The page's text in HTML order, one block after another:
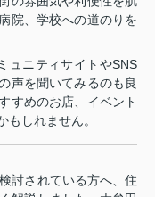
院、学校への道のりを
ュニティサイトやSNS
声を聞いてみるのも良
すめのお店、イベント
しれません。
討されている方へ、住